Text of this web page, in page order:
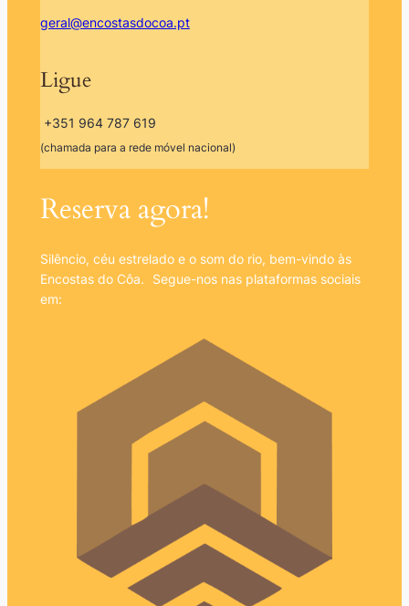
geral@encostasdocoa.pt
Ligue
+351 964 787 619
(chamada para a rede móvel nacional)
Reserva agora!
Silêncio, céu estrelado e o som do rio, bem-vindo às
Encostas do Côa. Segue-nos nas plataformas sociais
em: